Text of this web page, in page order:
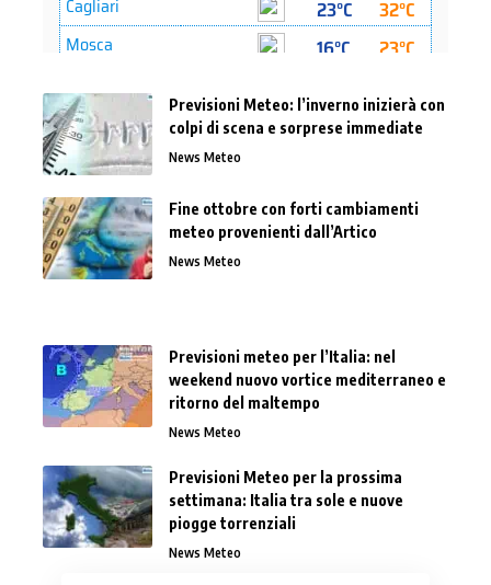
Previsioni Meteo: l’inverno inizierà con
colpi di scena e sorprese immediate
News Meteo
Fine ottobre con forti cambiamenti
meteo provenienti dall’Artico
News Meteo
Previsioni meteo per l’Italia: nel
weekend nuovo vortice mediterraneo e
ritorno del maltempo
News Meteo
Previsioni Meteo per la prossima
settimana: Italia tra sole e nuove
piogge torrenziali
News Meteo